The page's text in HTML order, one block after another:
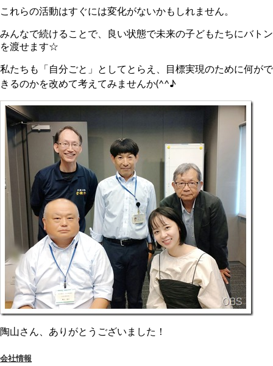
これらの活動はすぐには変化がないかもしれません。
みんなで続けることで、良い状態で未来の子どもたちにバトン
を渡せます☆
私たちも「自分ごと」としてとらえ、目標実現のために何がで
きるのかを改めて考えてみませんか(^^♪
陶山さん、ありがとうございました！
会社情報